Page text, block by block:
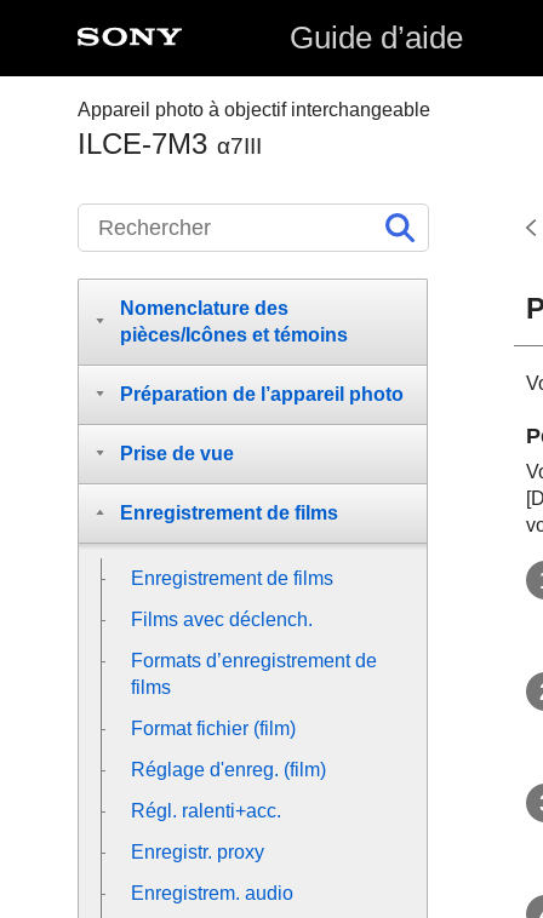
Guide d’aide
Appareil photo à objectif interchangeable
ILCE-7M3 α7III
Nomenclature des
pièces/Icônes et témoins
Préparation de l’appareil photo
Prise de vue
Enregistrement de films
Enregistrement de films
Films avec déclench.
Formats d’enregistrement de
films
Format fichier (film)
Réglage d'enreg. (film)
Régl. ralenti+acc.
Enregistr. proxy
Enregistrem. audio